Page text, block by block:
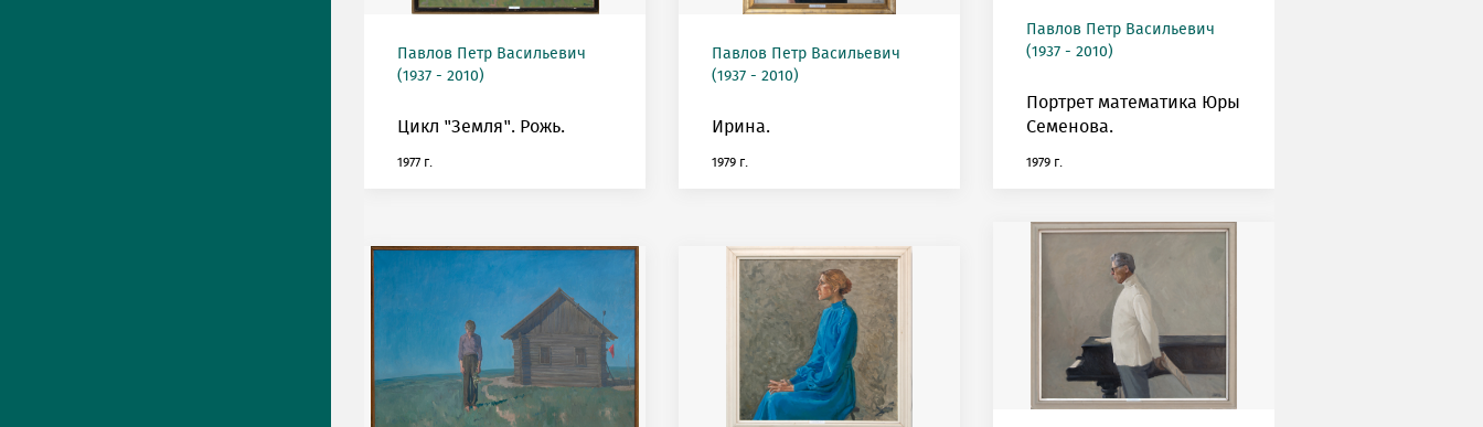
Павлов Петр Васильевич
(1937 - 2010)
Цикл "Земля". Рожь.
1977 г.
Павлов Петр Васильевич
(1937 - 2010)
Ирина.
1979 г.
Павлов Петр Васильевич
(1937 - 2010)
Портрет математика Юры
Семенова.
1979 г.